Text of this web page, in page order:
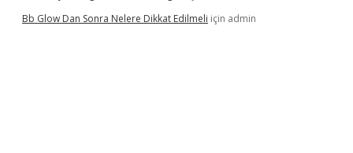
Bb Glow Dan Sonra Nelere Dikkat Edilmeli için admin